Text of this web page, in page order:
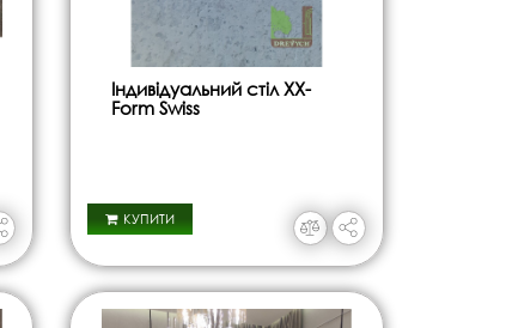
Індивідуальний стіл XX-
Form Swiss
КУПИТИ